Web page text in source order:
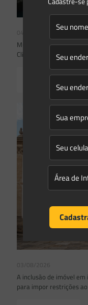
Mudanças climáticas,
Clima 2026 para as
Read more
03/08/2026
A inclusão de imóvel
para impor restrições